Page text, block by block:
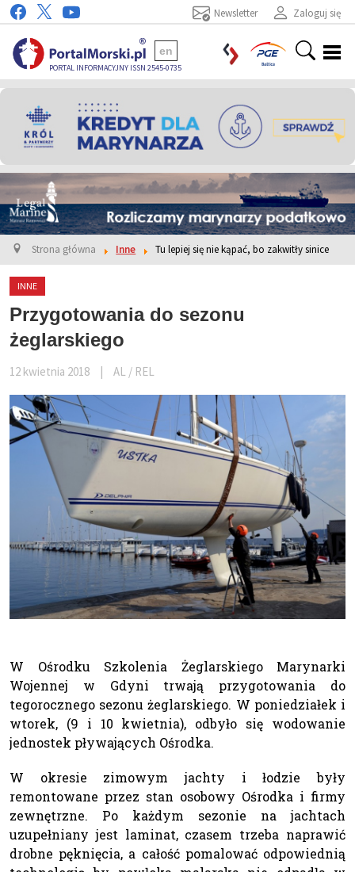
Zaloguj się
Newsletter
PORTAL INFORMACYJNY ISSN 2545-0735
en
Strona główna Inne Tu lepiej się nie kąpać, bo zakwitły sinice
INNE
Przygotowania do sezonu
żeglarskiego
12 kwietnia 2018 AL / REL
W Ośrodku Szkolenia Żeglarskiego Marynarki
Wojennej w Gdyni trwają przygotowania do
tegorocznego sezonu żeglarskiego. W poniedziałek i
wtorek, (9 i 10 kwietnia), odbyło się wodowanie
jednostek pływających Ośrodka.
W okresie zimowym jachty i łodzie były
remontowane przez stan osobowy Ośrodka i firmy
zewnętrzne. Po każdym sezonie na jachtach
uzupełniany jest laminat, czasem trzeba naprawić
drobne pęknięcia, a całość pomalować odpowiednią